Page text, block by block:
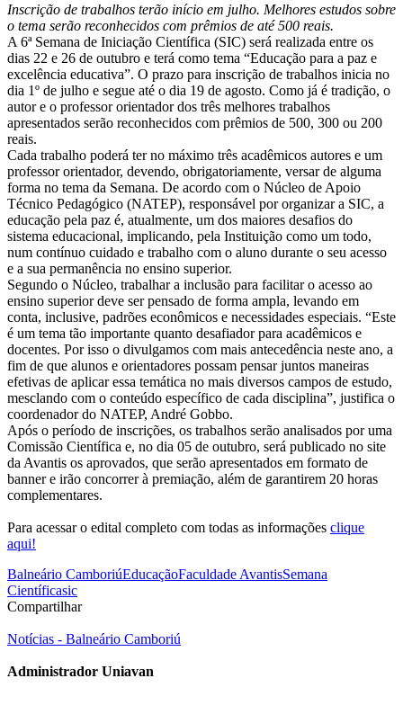
Inscrição de trabalhos terão início em julho. Melhores estudos sobre
o tema serão reconhecidos com prêmios de até 500 reais.
A 6ª Semana de Iniciação Científica (SIC) será realizada entre os
dias 22 e 26 de outubro e terá como tema “Educação para a paz e
excelência educativa”. O prazo para inscrição de trabalhos inicia no
dia 1º de julho e segue até o dia 19 de agosto. Como já é tradição, o
autor e o professor orientador dos três melhores trabalhos
apresentados serão reconhecidos com prêmios de 500, 300 ou 200
reais.
Cada trabalho poderá ter no máximo três acadêmicos autores e um
professor orientador, devendo, obrigatoriamente, versar de alguma
forma no tema da Semana. De acordo com o Núcleo de Apoio
Técnico Pedagógico (NATEP), responsável por organizar a SIC, a
educação pela paz é, atualmente, um dos maiores desafios do
sistema educacional, implicando, pela Instituição como um todo,
num contínuo cuidado e trabalho com o aluno durante o seu acesso
e a sua permanência no ensino superior.
Segundo o Núcleo, trabalhar a inclusão para facilitar o acesso ao
ensino superior deve ser pensado de forma ampla, levando em
conta, inclusive, padrões econômicos e necessidades especiais. “Este
é um tema tão importante quanto desafiador para acadêmicos e
docentes. Por isso o divulgamos com mais antecedência neste ano, a
fim de que alunos e orientadores possam pensar juntos maneiras
efetivas de aplicar essa temática no mais diversos campos de estudo,
mesclando com o conteúdo específico de cada disciplina”, justifica o
coordenador do NATEP, André Gobbo.
Após o período de inscrições, os trabalhos serão analisados por uma
Comissão Científica e, no dia 05 de outubro, será publicado no site
da Avantis os aprovados, que serão apresentados em formato de
banner e irão concorrer à premiação, além de garantirem 20 horas
complementares.
Para acessar o edital completo com todas as informações clique
aqui!
Balneário CamboriúEducaçãoFaculdade AvantisSemana
Científicasic
Compartilhar
Notícias - Balneário Camboriú
Administrador Uniavan